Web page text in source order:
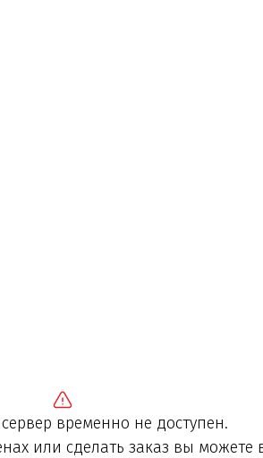
временно не доступен.
или сделать заказ вы можете